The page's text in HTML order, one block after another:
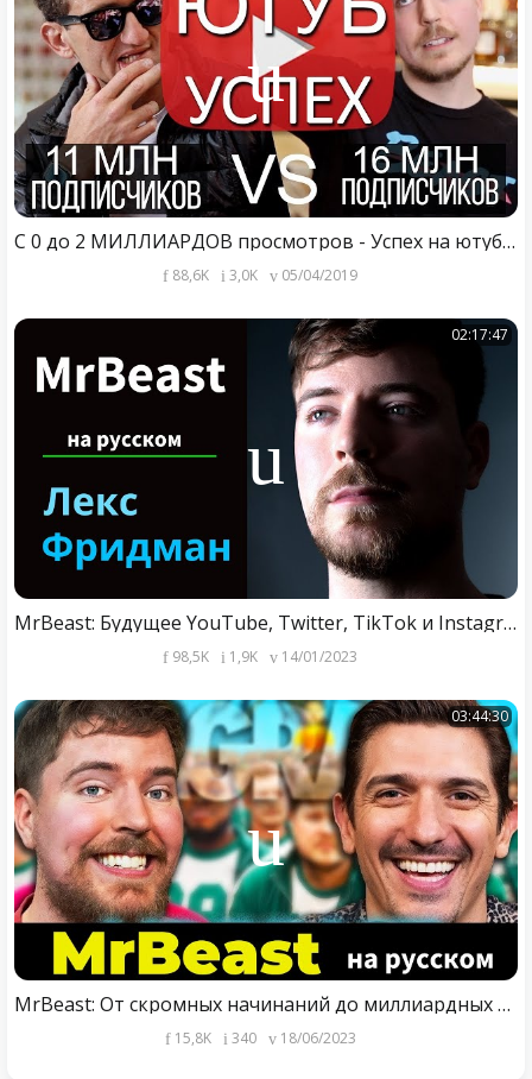
С 0 до 2 МИЛЛИАРДОВ просмотров - Успех на ютубе. Интервью с Мистером Бистом 10 часов. Кейси Найстат
88,6K 3,0K 05/04/2019
02:17:47
MrBeast: Будущее YouTube, Twitter, TikTok и Instagram | Подкаст Лекса Фридмана #351
98,5K 1,9K 14/01/2023
03:44:30
MrBeast: От скромных начинаний до миллиардных предложений!
15,8K 340 18/06/2023